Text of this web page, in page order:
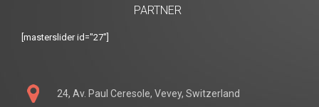
PARTNER
[masterslider id="27"]
24, Av. Paul Ceresole, Vevey, Switzerland